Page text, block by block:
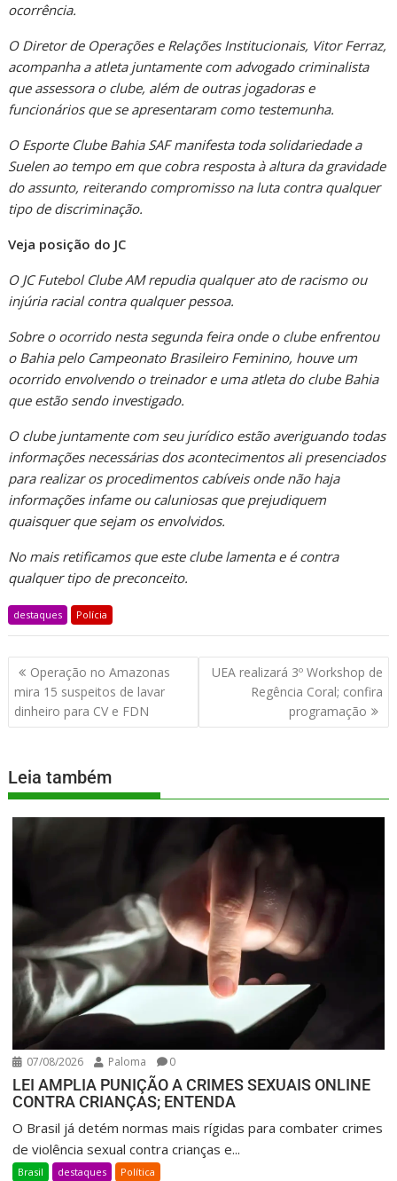
ocorrência.
O Diretor de Operações e Relações Institucionais, Vitor Ferraz,
acompanha a atleta juntamente com advogado criminalista
que assessora o clube, além de outras jogadoras e
funcionários que se apresentaram como testemunha.
O Esporte Clube Bahia SAF manifesta toda solidariedade a
Suelen ao tempo em que cobra resposta à altura da gravidade
do assunto, reiterando compromisso na luta contra qualquer
tipo de discriminação.
Veja posição do JC
O JC Futebol Clube AM repudia qualquer ato de racismo ou
injúria racial contra qualquer pessoa.
Sobre o ocorrido nesta segunda feira onde o clube enfrentou
o Bahia pelo Campeonato Brasileiro Feminino, houve um
ocorrido envolvendo o treinador e uma atleta do clube Bahia
que estão sendo investigado.
O clube juntamente com seu jurídico estão averiguando todas
informações necessárias dos acontecimentos ali presenciados
para realizar os procedimentos cabíveis onde não haja
informações infame ou caluniosas que prejudiquem
quaisquer que sejam os envolvidos.
No mais retificamos que este clube lamenta e é contra
qualquer tipo de preconceito.
destaques Polícia
Operação no Amazonas
mira 15 suspeitos de lavar
dinheiro para CV e FDN
UEA realizará 3º Workshop de
Regência Coral; confira
programação
Leia também
07/08/2026 Paloma 0
LEI AMPLIA PUNIÇÃO A CRIMES SEXUAIS ONLINE
CONTRA CRIANÇAS; ENTENDA
O Brasil já detém normas mais rígidas para combater crimes
de violência sexual contra crianças e...
Brasil destaques Política